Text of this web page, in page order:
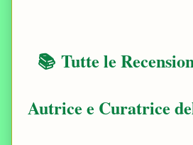
📚Tutte le
Autrice e Curatrice